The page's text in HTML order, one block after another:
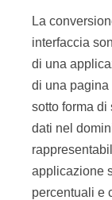
La
interfaccia
di una
di una pagina
sotto forma di
dati nel
applicazione
percentuali e